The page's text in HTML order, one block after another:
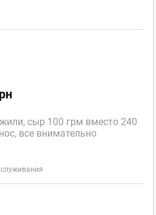
сыр 100 грм вместо 240
все внимательно